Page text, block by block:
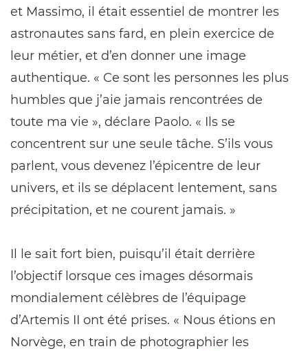
et Massimo, il était essentiel de montrer les
astronautes sans fard, en plein exercice de
leur métier, et d’en donner une image
authentique. « Ce sont les personnes les plus
humbles que j’aie jamais rencontrées de
toute ma vie », déclare Paolo. « Ils se
concentrent sur une seule tâche. S’ils vous
parlent, vous devenez l’épicentre de leur
univers, et ils se déplacent lentement, sans
précipitation, et ne courent jamais. »
Il le sait fort bien, puisqu’il était derrière
l’objectif lorsque ces images désormais
mondialement célèbres de l’équipage
d’Artemis II ont été prises. « Nous étions en
Norvège, en train de photographier les